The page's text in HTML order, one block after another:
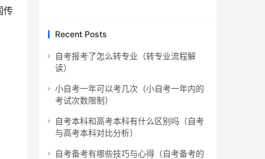
传
Recent Posts
自考报考了怎么转专业（转专业流程解
读）
小自考一年可以考几次（小自考一年内的
考试次数限制）
自考本科和高考本科有什么区别吗（自考
与高考本科对比分析）
自考备考有哪些技巧与心得（自考备考的